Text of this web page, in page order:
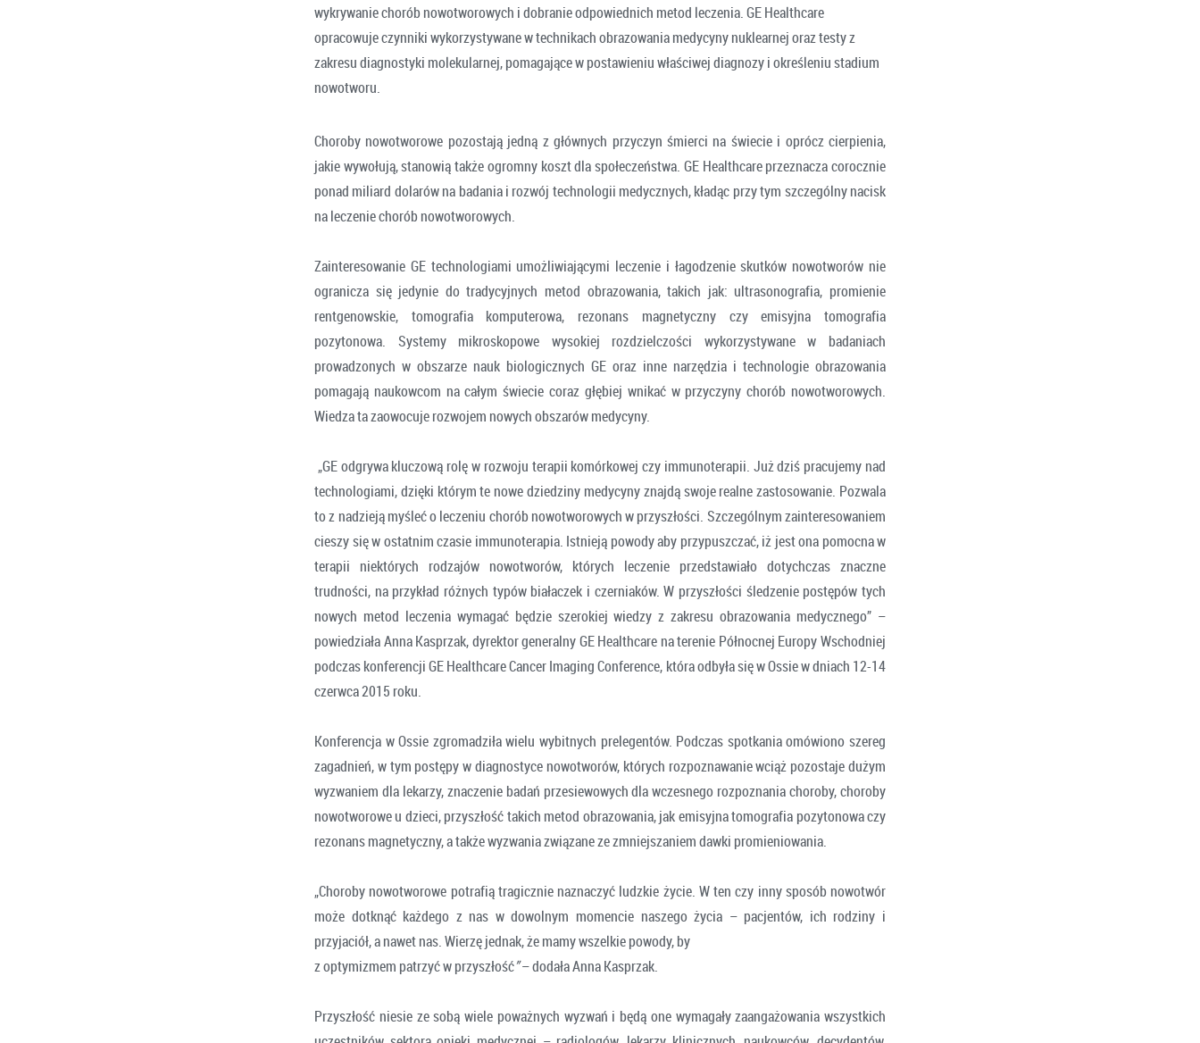
wykrywanie chorób nowotworowych i dobranie odpowiednich metod leczenia. GE Healthcare
opracowuje czynniki wykorzystywane w technikach obrazowania medycyny nuklearnej oraz testy z
zakresu diagnostyki molekularnej, pomagające w postawieniu właściwej diagnozy i określeniu stadium
nowotworu.
Choroby nowotworowe pozostają jedną z głównych przyczyn śmierci na świecie i oprócz cierpienia,
jakie wywołują, stanowią także ogromny koszt dla społeczeństwa. GE Healthcare przeznacza corocznie
ponad miliard dolarów na badania i rozwój technologii medycznych, kładąc przy tym szczególny nacisk
na leczenie chorób nowotworowych.
Zainteresowanie GE technologiami umożliwiającymi leczenie i łagodzenie skutków nowotworów nie
ogranicza się jedynie do tradycyjnych metod obrazowania, takich jak: ultrasonografia, promienie
rentgenowskie, tomografia komputerowa, rezonans magnetyczny czy emisyjna tomografia
pozytonowa. Systemy mikroskopowe wysokiej rozdzielczości wykorzystywane w badaniach
prowadzonych w obszarze nauk biologicznych GE oraz inne narzędzia i technologie obrazowania
pomagają naukowcom na całym świecie coraz głębiej wnikać w przyczyny chorób nowotworowych.
Wiedza ta zaowocuje rozwojem nowych obszarów medycyny.
„GE odgrywa kluczową rolę w rozwoju terapii komórkowej czy immunoterapii. Już dziś pracujemy nad
technologiami, dzięki którym te nowe dziedziny medycyny znajdą swoje realne zastosowanie. Pozwala
to z nadzieją myśleć o leczeniu chorób nowotworowych w przyszłości. Szczególnym zainteresowaniem
cieszy się w ostatnim czasie immunoterapia. Istnieją powody aby przypuszczać, iż jest ona pomocna w
terapii niektórych rodzajów nowotworów, których leczenie przedstawiało dotychczas znaczne
trudności, na przykład różnych typów białaczek i czerniaków. W przyszłości śledzenie postępów tych
nowych metod leczenia wymagać będzie szerokiej wiedzy z zakresu obrazowania medycznego” –
powiedziała Anna Kasprzak, dyrektor generalny GE Healthcare na terenie Północnej Europy Wschodniej
podczas konferencji GE Healthcare Cancer Imaging Conference, która odbyła się w Ossie w dniach 12-14
czerwca 2015 roku.
Konferencja w Ossie zgromadziła wielu wybitnych prelegentów. Podczas spotkania omówiono szereg
zagadnień, w tym postępy w diagnostyce nowotworów, których rozpoznawanie wciąż pozostaje dużym
wyzwaniem dla lekarzy, znaczenie badań przesiewowych dla wczesnego rozpoznania choroby, choroby
nowotworowe u dzieci, przyszłość takich metod obrazowania, jak emisyjna tomografia pozytonowa czy
rezonans magnetyczny, a także wyzwania związane ze zmniejszaniem dawki promieniowania.
„Choroby nowotworowe potrafią tragicznie naznaczyć ludzkie życie. W ten czy inny sposób nowotwór
może dotknąć każdego z nas w dowolnym momencie naszego życia – pacjentów, ich rodziny i
przyjaciół, a nawet nas. Wierzę jednak, że mamy wszelkie powody, by
z optymizmem patrzyć w przyszłość”– dodała Anna Kasprzak.
Przyszłość niesie ze sobą wiele poważnych wyzwań i będą one wymagały zaangażowania wszystkich